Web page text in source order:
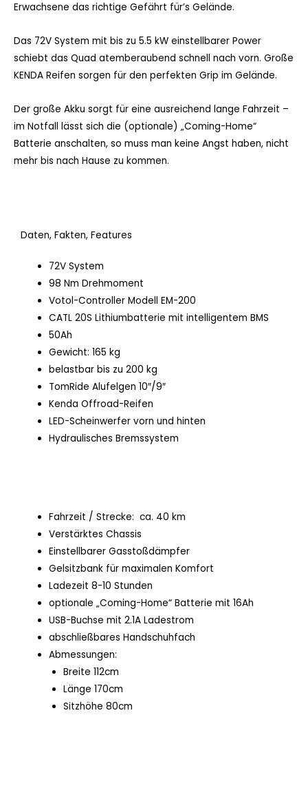
Erwachsene das richtige Gefährt für’s Gelände.
Das 72V System mit bis zu 5.5 kW einstellbarer Power
schiebt das Quad atemberaubend schnell nach vorn. Große
KENDA Reifen sorgen für den perfekten Grip im Gelände.
Der große Akku sorgt für eine ausreichend lange Fahrzeit –
im Notfall lässt sich die (optionale) „Coming-Home“
Batterie anschalten, so muss man keine Angst haben, nicht
mehr bis nach Hause zu kommen.
Daten, Fakten, Features
72V System
98 Nm Drehmoment
Votol-Controller Modell EM-200
CATL 20S Lithiumbatterie mit intelligentem BMS
50Ah
Gewicht: 165 kg
belastbar bis zu 200 kg
TomRide Alufelgen 10″/9″
Kenda Offroad-Reifen
LED-Scheinwerfer vorn und hinten
Hydraulisches Bremssystem
Fahrzeit / Strecke: ca. 40 km
Verstärktes Chassis
Einstellbarer Gasstoßdämpfer
Gelsitzbank für maximalen Komfort
Ladezeit 8-10 Stunden
optionale „Coming-Home“ Batterie mit 16Ah
USB-Buchse mit 2.1A Ladestrom
abschließbares Handschuhfach
Abmessungen:
Breite 112cm
Länge 170cm
Sitzhöhe 80cm